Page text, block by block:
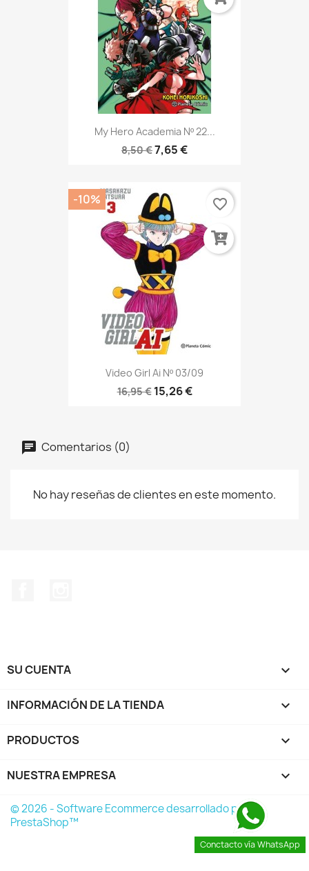
My Hero Academia Nº 22...
8,50 €7,65 €
Video Girl Ai Nº 03/09
16,95 € 15,26 €
-10% favorite_border
Comentarios (0)
No hay reseñas de clientes en este momento.
SU CUENTA 
INFORMACIÓN DE LA TIENDA keyboard_arrow_down
PRODUCTOS 
NUESTRA EMPRESA 
© 2026 - Software Ecommerce desarrollado por
PrestaShop™
Conctacto vía WhatsApp